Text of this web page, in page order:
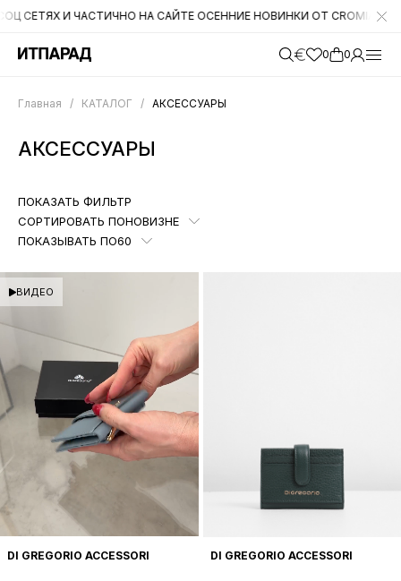
ЧАСТИЧНО НА САЙТЕ ОСЕННИЕ НОВИНКИ ОТ CROMIA. НА СЛЕДУЮЩЕЙ
0 0
Главная / КАТАЛОГ / АКСЕССУАРЫ
АКСЕССУАРЫ
ПОКАЗАТЬ ФИЛЬТР
СОРТИРОВАТЬ ПОНОВИЗНЕ
ПОКАЗЫВАТЬ ПО60
ВИДЕО
DI GREGORIO ACCESSORI DI GREGORIO ACCESSORI